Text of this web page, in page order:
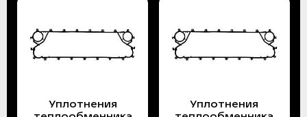
Уплотнения
Уплотнения